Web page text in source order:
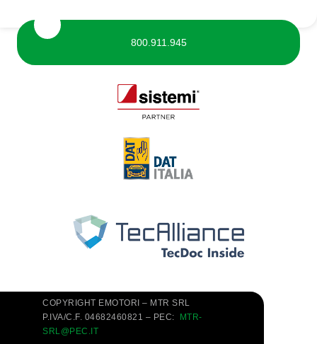
800.911.945
COPYRIGHT EMOTORI – MTR SRL
P.IVA/C.F. 04682460821 – PEC:
MTR-
SRL@PEC.IT